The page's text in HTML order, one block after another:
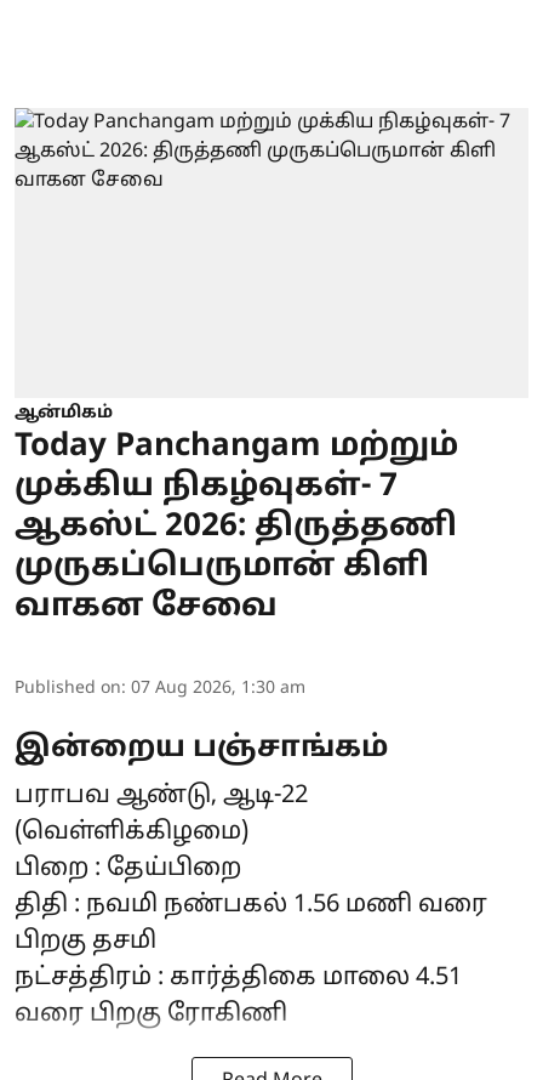
ஆன்மிகம்
Today Panchangam மற்றும்
முக்கிய நிகழ்வுகள்- 7
ஆகஸ்ட் 2026: திருத்தணி
முருகப்பெருமான் கிளி
வாகன சேவை
Published on: 07 Aug 2026, 1:30 am
இன்றைய பஞ்சாங்கம்
பராபவ ஆண்டு, ஆடி-22
(வெள்ளிக்கிழமை)
பிறை : தேய்பிறை
திதி : நவமி நண்பகல் 1.56 மணி வரை
பிறகு தசமி
நட்சத்திரம் : கார்த்திகை மாலை 4.51
வரை பிறகு ரோகிணி